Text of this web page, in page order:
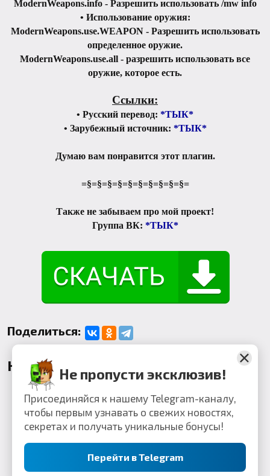
ModernWeapons.info - Разрешить использовать /mw info
• Использование оружия:
ModernWeapons.use.WEAPON - Разрешить использовать
определенное оружие.
ModernWeapons.use.all - разрешить использовать все
оружие, которое есть.
Ссылки:
• Русский перевод: *ТЫК*
• Зарубежный источник: *ТЫК*
Думаю вам понравится этот плагин.
=§=§=§=§=§=§=§=§=§=§=
Также не забываем про мой проект!
Группа ВК: *ТЫК*
Поделиться:
Комментарии
Не пропусти эксклюзив!
Присоединяйся к нашему Telegram-каналу,
чтобы первым узнавать о свежих новостях,
секретах и получать уникальные бонусы!
Перейти в Telegram